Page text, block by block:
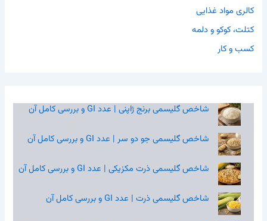
کالری مواد غذایی
کتلت، کوکو و دلمه
کسب و کار
شاخص گلیسمی برنج ژاپنی | عدد GI و بررسی کامل آن
شاخص گلیسمی جو دو سر | عدد GI و بررسی کامل آن
شاخص گلیسمی ذرت مکزیکی | عدد GI و بررسی کامل آن
شاخص گلیسمی ذرت | عدد GI و بررسی کامل آن